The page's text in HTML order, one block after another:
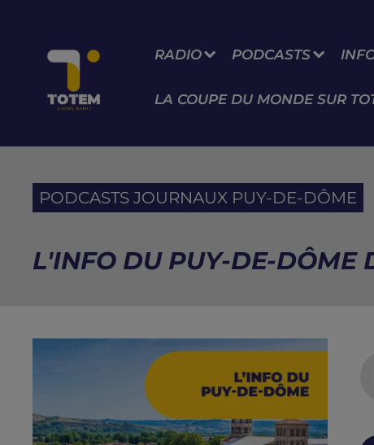
RADIO PODCASTS
LA COUPE DU MONDE SUR
PODCASTS JOURNAUX PUY-DE-DÔME
L'INFO DU PUY-DE-DÔME